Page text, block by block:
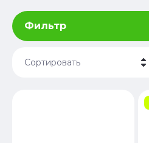
Фильтр
Сортировать